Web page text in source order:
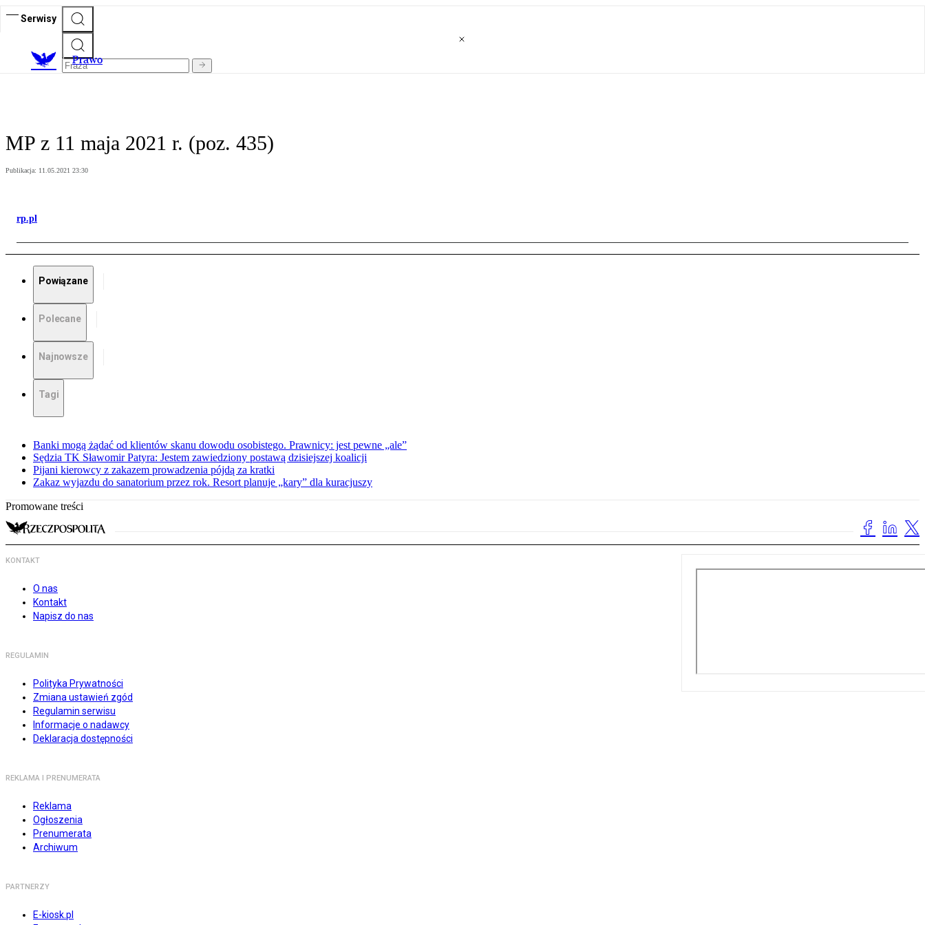
Serwisy
Prawo
MP z 11 maja 2021 r. (poz. 435)
Publikacja: 11.05.2021 23:30
rp.pl
Powiązane
Polecane
Najnowsze
Tagi
Banki mogą żądać od klientów skanu dowodu osobistego. Prawnicy: jest pewne „ale”
Sędzia TK Sławomir Patyra: Jestem zawiedziony postawą dzisiejszej koalicji
Pijani kierowcy z zakazem prowadzenia pójdą za kratki
Zakaz wyjazdu do sanatorium przez rok. Resort planuje „kary” dla kuracjuszy
Promowane treści
KONTAKT
O nas
Kontakt
Napisz do nas
REGULAMIN
Polityka Prywatności
Zmiana ustawień zgód
Regulamin serwisu
Informacje o nadawcy
Deklaracja dostępności
REKLAMA I PRENUMERATA
Reklama
Ogłoszenia
Prenumerata
Archiwum
PARTNERZY
E-kiosk.pl